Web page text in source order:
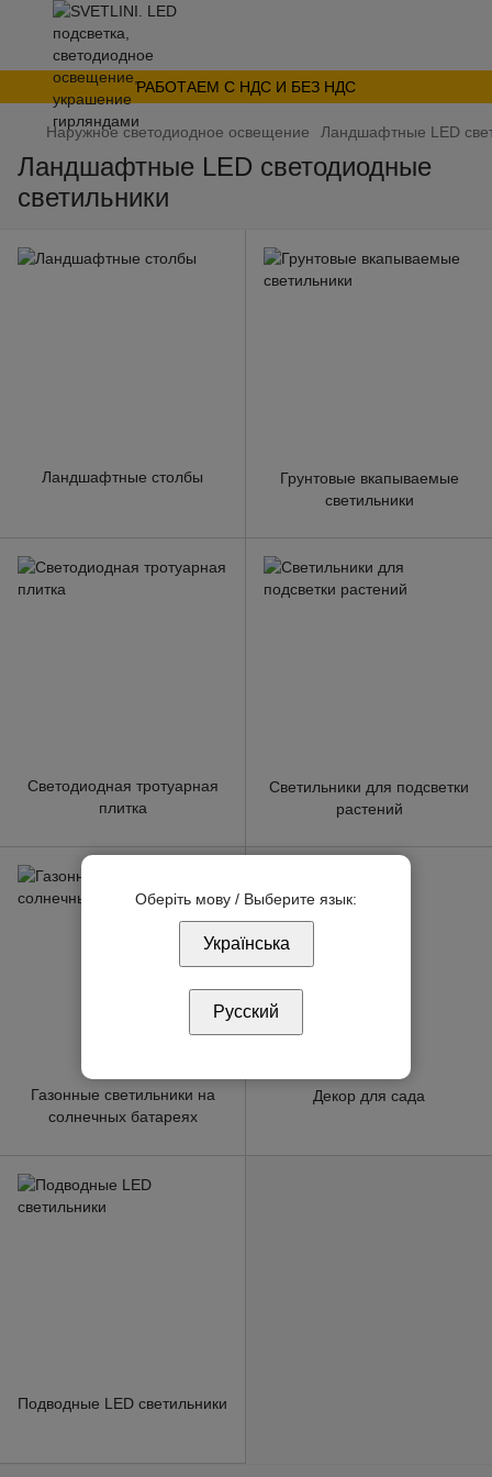
РАБОТАЕМ С НДС И БЕЗ НДС
Наружное светодиодное освещение Ландшафтные LED
Ландшафтные LED светодиодные
светильники
Ландшафтные столбы
Грунтовые вкапываемые
светильники
Светодиодная тротуарная
плитка
Светильники для подсветки
растений
Газонные светильники на
солнечных батареях
Декор для сада
Подводные LED светильники
Оберіть мову / Выберите язык:
Українська
Русский